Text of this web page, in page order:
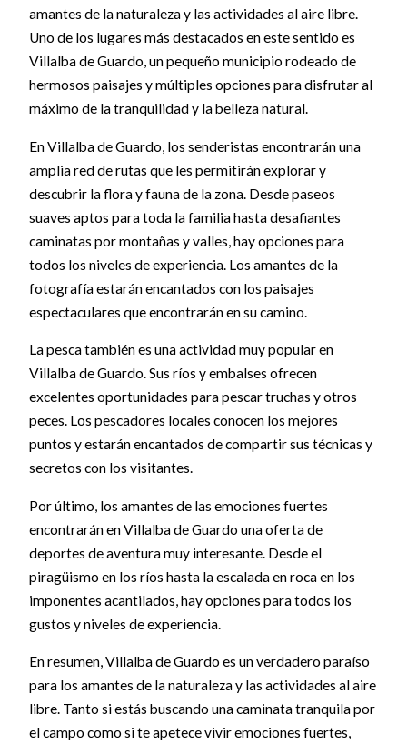
amantes de la naturaleza y las actividades al aire libre.
Uno de los lugares más destacados en este sentido es
Villalba de Guardo, un pequeño municipio rodeado de
hermosos paisajes y múltiples opciones para disfrutar al
máximo de la tranquilidad y la belleza natural.
En Villalba de Guardo, los senderistas encontrarán una
amplia red de rutas que les permitirán explorar y
descubrir la flora y fauna de la zona. Desde paseos
suaves aptos para toda la familia hasta desafiantes
caminatas por montañas y valles, hay opciones para
todos los niveles de experiencia. Los amantes de la
fotografía estarán encantados con los paisajes
espectaculares que encontrarán en su camino.
La pesca también es una actividad muy popular en
Villalba de Guardo. Sus ríos y embalses ofrecen
excelentes oportunidades para pescar truchas y otros
peces. Los pescadores locales conocen los mejores
puntos y estarán encantados de compartir sus técnicas y
secretos con los visitantes.
Por último, los amantes de las emociones fuertes
encontrarán en Villalba de Guardo una oferta de
deportes de aventura muy interesante. Desde el
piragüismo en los ríos hasta la escalada en roca en los
imponentes acantilados, hay opciones para todos los
gustos y niveles de experiencia.
En resumen, Villalba de Guardo es un verdadero paraíso
para los amantes de la naturaleza y las actividades al aire
libre. Tanto si estás buscando una caminata tranquila por
el campo como si te apetece vivir emociones fuertes,